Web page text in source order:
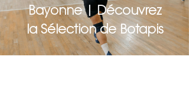
Bayonne | Découvrez
la Sélection de Botapis